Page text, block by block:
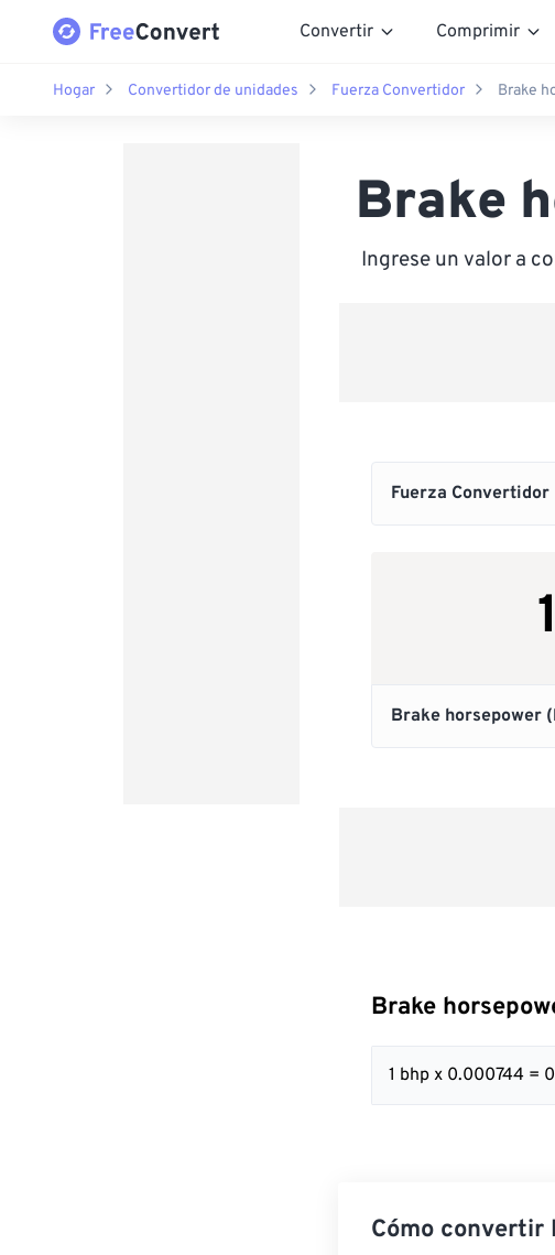
Convertir Comprimir
Hogar Convertidor de unidades Fuerza Convertidor Brake
Brake
Ingrese un valor a
Brake
1 bhp x 0.000744 =
Cómo convertir